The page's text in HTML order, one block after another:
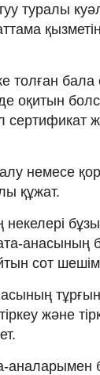
туралы
толған
оқитын
сертификат
немесе
құжат.
анасының
сот
және